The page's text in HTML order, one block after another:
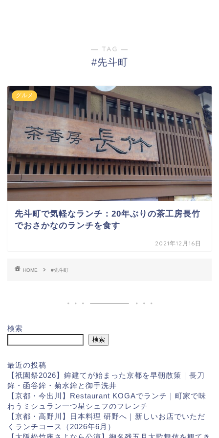
― TAG ―
#先斗町
グルメ
先斗町で気軽なランチ：20年ぶりの茶工房長竹
でおさかなのランチを食す
2021年12月16日
HOME #先斗町
検索
検索
最近の投稿
【祇園祭2026】鉾建てが始まった京都を早朝散策｜長刀
鉾・函谷鉾・菊水鉾と御手洗井
【京都・今出川】Restaurant KOGAでランチ｜町家で味
わうミシュラン一つ星シェフのフレンチ
【京都・高野川】日本料理 研野へ｜新しいお店でいただ
くランチコース（2026年6月）